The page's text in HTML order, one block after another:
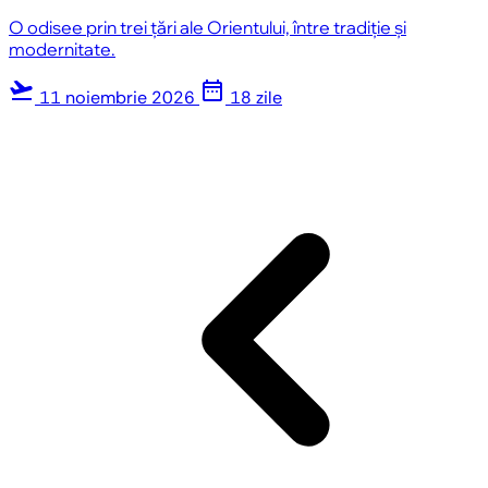
O odisee prin trei țări ale Orientului, între tradiție și
modernitate.
flight_takeoff 11 noiembrie 2026 date_range 18 zile